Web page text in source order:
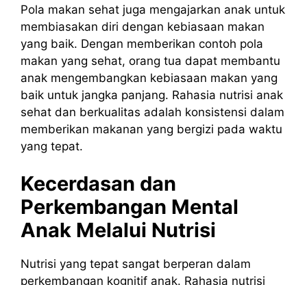
Pola makan sehat juga mengajarkan anak untuk
membiasakan diri dengan kebiasaan makan
yang baik. Dengan memberikan contoh pola
makan yang sehat, orang tua dapat membantu
anak mengembangkan kebiasaan makan yang
baik untuk jangka panjang. Rahasia nutrisi anak
sehat dan berkualitas adalah konsistensi dalam
memberikan makanan yang bergizi pada waktu
yang tepat.
Kecerdasan dan
Perkembangan Mental
Anak Melalui Nutrisi
Nutrisi yang tepat sangat berperan dalam
perkembangan kognitif anak. Rahasia nutrisi